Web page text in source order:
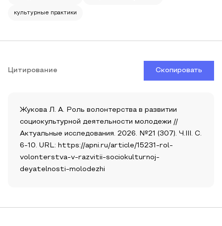
культурные практики
Цитирование Скопировать
Жукова Л. А. Роль волонтерства в развитии
социокультурной деятельности молодежи //
Актуальные исследования. 2026. №21 (307). Ч.III. С.
6-10. URL: https://apni.ru/article/15231-rol-
volonterstva-v-razvitii-sociokulturnoj-
deyatelnosti-molodezhi